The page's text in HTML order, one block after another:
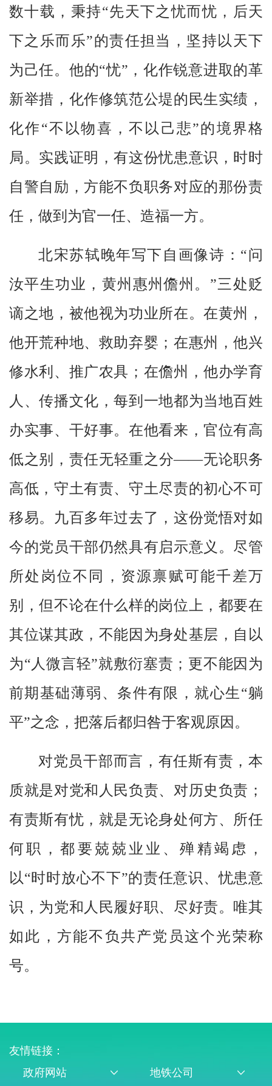
数十载，秉持“先天下之忧而忧，后天
下之乐而乐”的责任担当，坚持以天下
为己任。他的“忧”，化作锐意进取的革
新举措，化作修筑范公堤的民生实绩，
化作“不以物喜，不以己悲”的境界格
局。实践证明，有这份忧患意识，时时
自警自励，方能不负职务对应的那份责
任，做到为官一任、造福一方。
北宋苏轼晚年写下自画像诗：“问
汝平生功业，黄州惠州儋州。”三处贬
谪之地，被他视为功业所在。在黄州，
他开荒种地、救助弃婴；在惠州，他兴
修水利、推广农具；在儋州，他办学育
人、传播文化，每到一地都为当地百姓
办实事、干好事。在他看来，官位有高
低之别，责任无轻重之分——无论职务
高低，守土有责、守土尽责的初心不可
移易。九百多年过去了，这份觉悟对如
今的党员干部仍然具有启示意义。尽管
所处岗位不同，资源禀赋可能千差万
别，但不论在什么样的岗位上，都要在
其位谋其政，不能因为身处基层，自以
为“人微言轻”就敷衍塞责；更不能因为
前期基础薄弱、条件有限，就心生“躺
平”之念，把落后都归咎于客观原因。
对党员干部而言，有任斯有责，本
质就是对党和人民负责、对历史负责；
有责斯有忧，就是无论身处何方、所任
何职，都要兢兢业业、殚精竭虑，
以“时时放心不下”的责任意识、忧患意
识，为党和人民履好职、尽好责。唯其
如此，方能不负共产党员这个光荣称
号。
友情链接：
政府网站
地铁公司